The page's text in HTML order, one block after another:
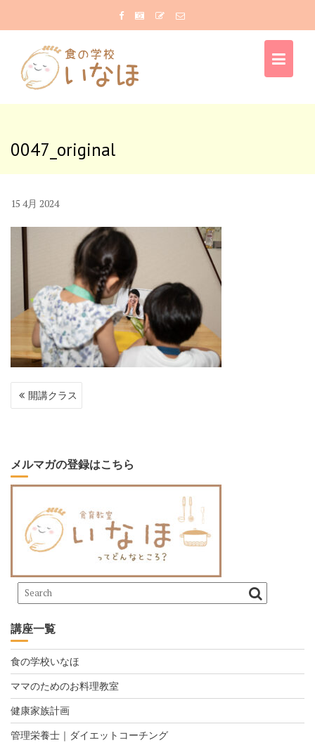
0047_original
15 4月 2024
投
稿
ー
シ
開講クラス
メルマガの登録はこちら
講座一覧
食の学校いなほ
ママのためのお料理教室
健康家族計画
管理栄養士｜ダイエットコーチング